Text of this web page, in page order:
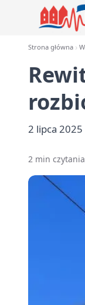
Strona główna
2 lipca 2025
2 min czytania